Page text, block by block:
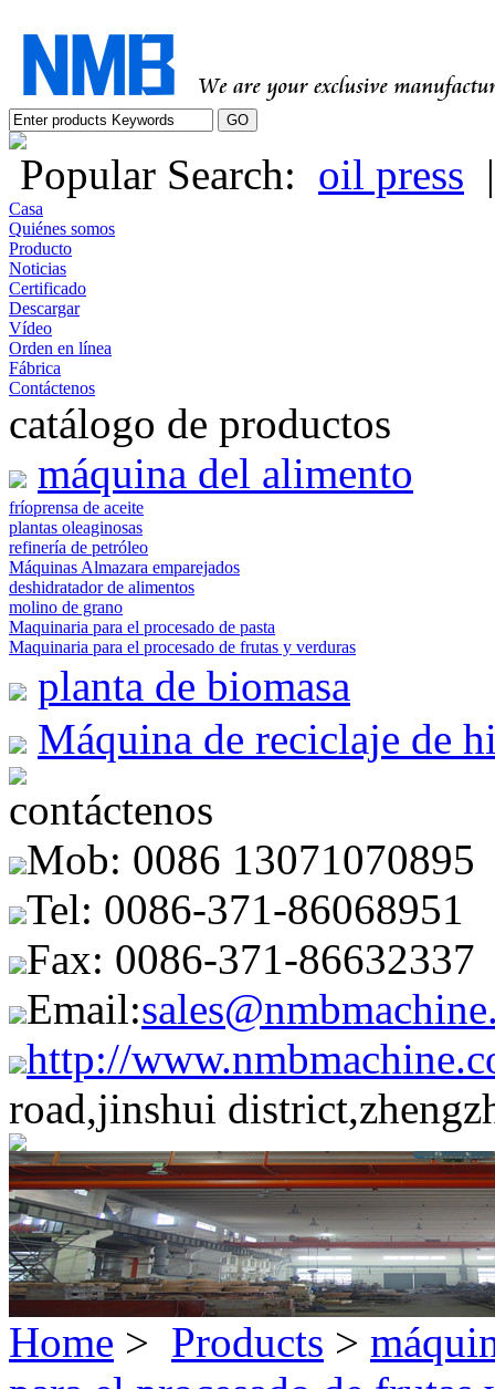
Popular Search: oil press
Casa
Quiénes somos
Producto
Noticias
Certificado
Descargar
Vídeo
Orden en línea
Fábrica
Contáctenos
catálogo de productos
máquina del alimento
fríoprensa de aceite
plantas oleaginosas
refinería de petróleo
Máquinas Almazara emparejados
deshidratador de alimentos
molino de grano
Maquinaria para el procesado de pasta
Maquinaria para el procesado de frutas y verduras
planta de biomasa
Máquina de reciclaje de
contáctenos
Mob: 0086 13071070895
Tel: 0086-371-86068951
Fax: 0086-371-86632337
Email:
http://
road,jinshui
Home > Products >